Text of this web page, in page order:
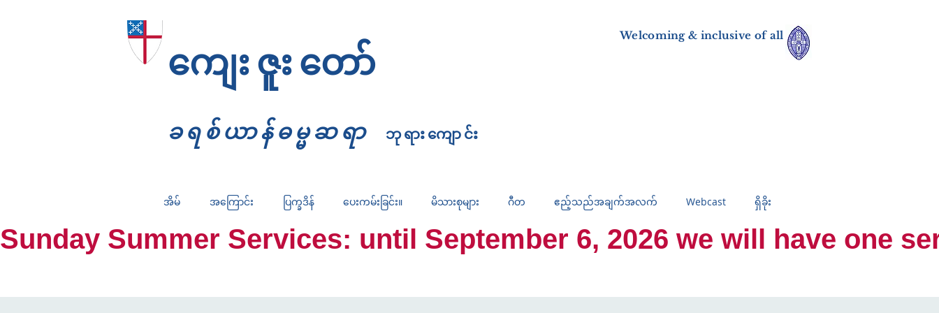
ကျေးဇူးတော်
ခရစ်ယာန်ဓမ္မဆရာ ဘုရားကျောင်း
Welcoming & inclusive of all
အိမ် အကြောင်း ပြက္ခဒိန် ပေးကမ်းခြင်း။ မိသားစုများ ဂီတ ဧည့်သည်အချက်အလက် Webcast ရှိခိုး
Sunday Summer Services: until September 6, 2026 we will have one